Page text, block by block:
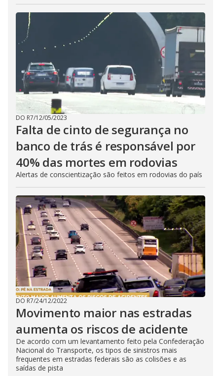
DO R7/12/05/2023
Falta de cinto de segurança no
banco de trás é responsável por
40% das mortes em rodovias
Alertas de conscientização são feitos em rodovias do país
DO R7/24/12/2022
Movimento maior nas estradas
aumenta os riscos de acidente
De acordo com um levantamento feito pela Confederação
Nacional do Transporte, os tipos de sinistros mais
frequentes em estradas federais são as colisões e as
saídas de pista